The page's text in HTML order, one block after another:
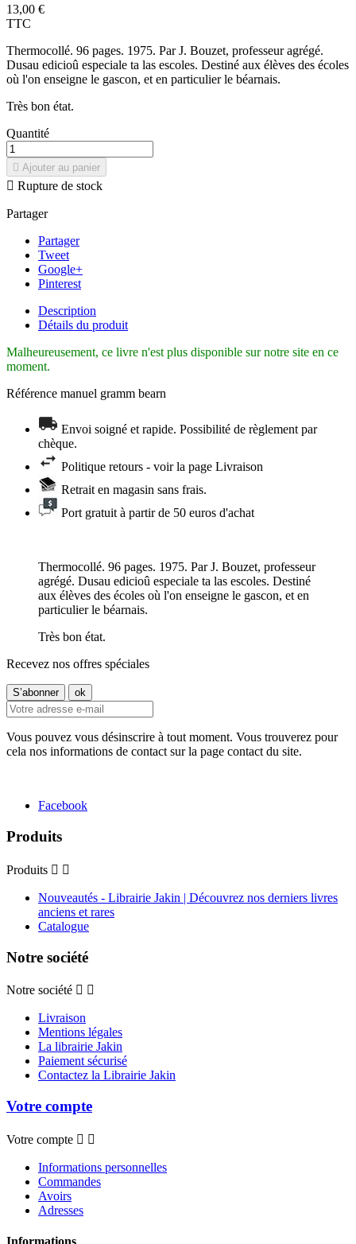
13,00 €
TTC
Thermocollé. 96 pages. 1975. Par J. Bouzet, professeur agrégé.
Dusau edicioû especiale ta las escoles. Destiné aux élèves des écoles
où l'on enseigne le gascon, et en particulier le béarnais.
Très bon état.
Quantité
 Ajouter au panier
 Rupture de stock
Partager
Partager
Tweet
Google+
Pinterest
Description
Détails du produit
Malheureusement, ce livre n'est plus disponible sur notre site en ce
moment.
Référence manuel gramm bearn
Envoi soigné et rapide. Possibilité de règlement par
chèque.
Politique retours - voir la page Livraison
Retrait en magasin sans frais.
Port gratuit à partir de 50 euros d'achat
Thermocollé. 96 pages. 1975. Par J. Bouzet, professeur
agrégé. Dusau edicioû especiale ta las escoles. Destiné
aux élèves des écoles où l'on enseigne le gascon, et en
particulier le béarnais.
Très bon état.
Recevez nos offres spéciales
Vous pouvez vous désinscrire à tout moment. Vous trouverez pour
cela nos informations de contact sur la page contact du site.
Facebook
Produits
Produits  
Nouveautés - Librairie Jakin | Découvrez nos derniers livres
anciens et rares
Catalogue
Notre société
Notre société  
Livraison
Mentions légales
La librairie Jakin
Paiement sécurisé
Contactez la Librairie Jakin
Votre compte
Votre compte  
Informations personnelles
Commandes
Avoirs
Adresses
Informations